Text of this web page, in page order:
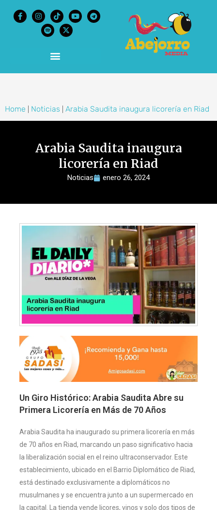
Home Noticias Arabia Saudita inaugura licorería en Riad
Arabia Saudita inaugura
licorería en Riad
Noticias enero 26, 2024
Un Giro Histórico: Arabia Saudita Abre su
Primera Licorería en Más de 70 Años
Arabia Saudita ha inaugurado su primera licorería en más
de 70 años en Riad, marcando un paso significativo hacia
la liberalización social en el reino ultraconservador. Este
establecimiento, ubicado en el Barrio Diplomático de Riad,
está destinado exclusivamente a diplomáticos no
musulmanes y se encuentra junto a un supermercado en
la capital. La tienda vende licores, vinos y solo dos tipos de